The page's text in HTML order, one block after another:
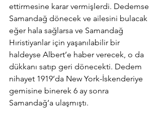
ettirmesine karar vermişlerdi. Dedemse
Samandağ dönecek ve ailesini bulacak
eğer hala sağlarsa ve Samandağ
Hıristiyanlar için yaşanılabilir bir
haldeyse Albert’e haber verecek, o da
dükkanı satıp geri dönecekti. Dedem
nihayet 1919’da New York-İskenderiye
gemisine binerek 6 ay sonra
Samandağ’a ulaşmıştı.